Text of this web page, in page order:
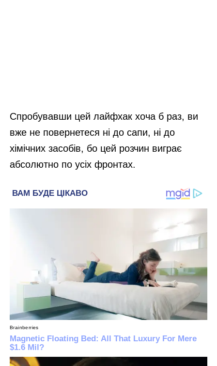
Спробувавши цей лайфхак хоча б раз, ви
вже не повернетеся ні до сапи, ні до
хімічних засобів, бо цей розчин виграє
абсолютно по усіх фронтах.